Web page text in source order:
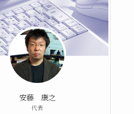
安藤 康之
代表